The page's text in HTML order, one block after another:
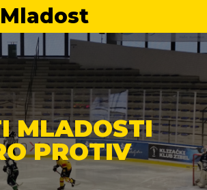
MLADOSTI
PROTIV